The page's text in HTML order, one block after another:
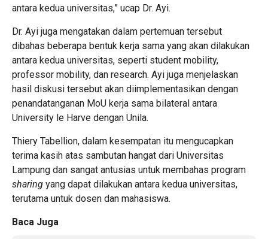
antara kedua universitas,” ucap Dr. Ayi.
Dr. Ayi juga mengatakan dalam pertemuan tersebut
dibahas beberapa bentuk kerja sama yang akan dilakukan
antara kedua universitas, seperti student mobility,
professor mobility, dan research. Ayi juga menjelaskan
hasil diskusi tersebut akan diimplementasikan dengan
penandatanganan MoU kerja sama bilateral antara
University le Harve dengan Unila.
Thiery Tabellion, dalam kesempatan itu mengucapkan
terima kasih atas sambutan hangat dari Universitas
Lampung dan sangat antusias untuk membahas program
sharing yang dapat dilakukan antara kedua universitas,
terutama untuk dosen dan mahasiswa.
Baca Juga